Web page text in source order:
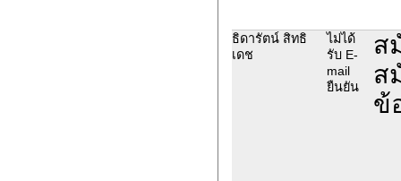
ธิดารัตน์ สิทธิ
เดช
ไม่ได้
รับ E-
mail
ยืนยัน
ส
ส
ข้